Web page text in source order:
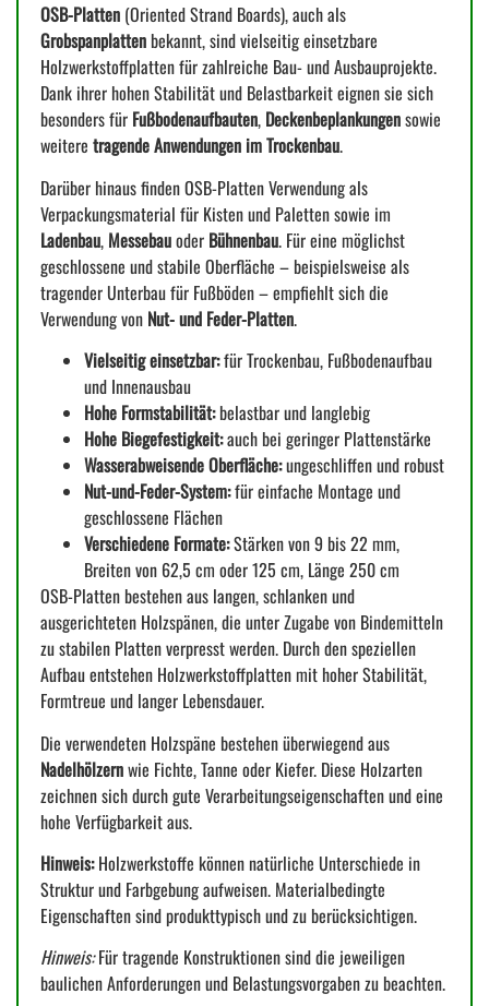
OSB-Platten (Oriented Strand Boards), auch als
Grobspanplatten bekannt, sind vielseitig einsetzbare
Holzwerkstoffplatten für zahlreiche Bau- und Ausbauprojekte.
Dank ihrer hohen Stabilität und Belastbarkeit eignen sie sich
besonders für Fußbodenaufbauten, Deckenbeplankungensowie
weitere tragende Anwendungen im Trockenbau.
Darüber hinaus finden OSB-Platten Verwendung als
Verpackungsmaterial für Kisten und Paletten sowie im
Ladenbau, Messebauoder Bühnenbau. Für eine möglichst
geschlossene und stabile Oberfläche – beispielsweise als
tragender Unterbau für Fußböden – empfiehlt sich die
Verwendung von Nut- und Feder-Platten.
Vielseitig einsetzbar:für Trockenbau, Fußbodenaufbau
und Innenausbau
Hohe Formstabilität:belastbar und langlebig
Hohe Biegefestigkeit:auch bei geringer Plattenstärke
Wasserabweisende Oberfläche:ungeschliffen und robust
Nut-und-Feder-System:für einfache Montage und
geschlossene Flächen
Verschiedene Formate:Stärken von 9 bis 22 mm,
Breiten von 62,5 cm oder 125 cm, Länge 250 cm
OSB-Platten bestehen aus langen, schlanken und
ausgerichteten Holzspänen, die unter Zugabe von Bindemitteln
zu stabilen Platten verpresst werden. Durch den speziellen
Aufbau entstehen Holzwerkstoffplatten mit hoher Stabilität,
Formtreue und langer Lebensdauer.
Die verwendeten Holzspäne bestehen überwiegend aus
Nadelhölzernwie Fichte, Tanne oder Kiefer. Diese Holzarten
zeichnen sich durch gute Verarbeitungseigenschaften und eine
hohe Verfügbarkeit aus.
Hinweis:Holzwerkstoffe können natürliche Unterschiede in
Struktur und Farbgebung aufweisen. Materialbedingte
Eigenschaften sind produkttypisch und zu berücksichtigen.
Hinweis:Für tragende Konstruktionen sind die jeweiligen
baulichen Anforderungen und Belastungsvorgaben zu beachten.